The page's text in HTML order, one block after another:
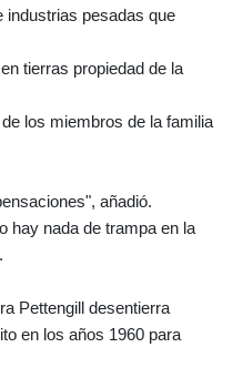
industrias pesadas que
tierras propiedad de la
los miembros de la familia
añadió.
hay nada de trampa en la
Pettengill desentierra
en los años 1960 para